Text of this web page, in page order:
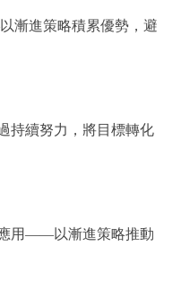
漸進策略積累優勢，避
持續努力，將目標轉化
應用——以漸進策略推動